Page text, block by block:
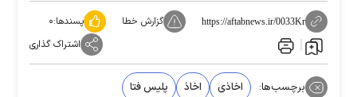
https://aftabnews.ir/0033Kr گزارش خطا پسندها:۰
اشتراک گذاری
برچسب‌ها: اخاذی اخاذ پلیس فتا